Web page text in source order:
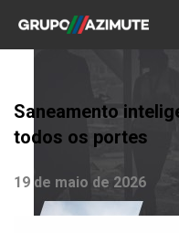
Saneamento
todos os portes
19 de maio de 2026